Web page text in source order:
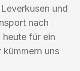
und
nach
für ein
uns